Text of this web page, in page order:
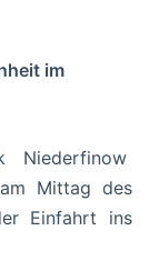
im
Niederfinow
Mittag des
Einfahrt ins